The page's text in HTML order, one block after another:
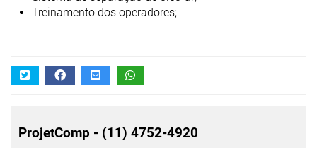
Treinamento dos operadores;
ProjetComp - (11) 4752-4920